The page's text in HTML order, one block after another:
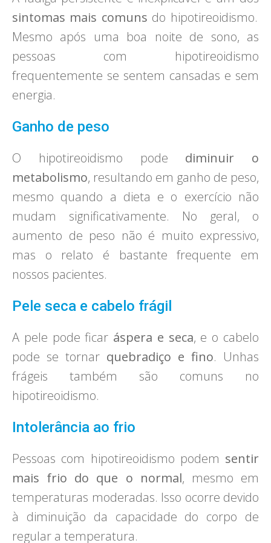
sintomas mais comuns do hipotireoidismo.
Mesmo após uma boa noite de sono, as
pessoas com hipotireoidismo
frequentemente se sentem cansadas e sem
energia.
Ganho de peso
O hipotireoidismo pode diminuir o
metabolismo, resultando em ganho de peso,
mesmo quando a dieta e o exercício não
mudam significativamente. No geral, o
aumento de peso não é muito expressivo,
mas o relato é bastante frequente em
nossos pacientes.
Pele seca e cabelo frágil
A pele pode ficar áspera e seca, e o cabelo
pode se tornar quebradiço e fino. Unhas
frágeis também são comuns no
hipotireoidismo.
Intolerância ao frio
Pessoas com hipotireoidismo podem sentir
mais frio do que o normal, mesmo em
temperaturas moderadas. Isso ocorre devido
à diminuição da capacidade do corpo de
regular a temperatura.